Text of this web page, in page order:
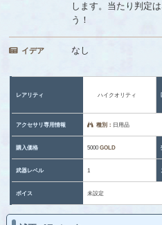
します。当たり判定
う！
イデア なし
レアリティ ハイクオリティ
アクセサリ専用情報 種別： 日用品
購入価格 5000GOLD
武器レベル 1
ボイス 未設定